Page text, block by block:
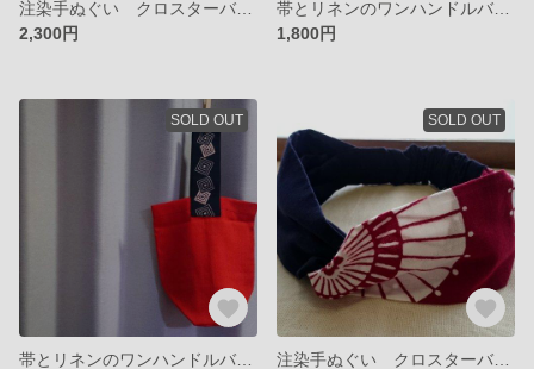
2,300円
1,800円
SOLD OUT SOLD OUT